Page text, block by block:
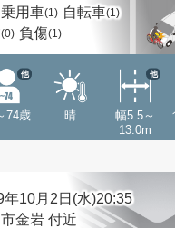
用車(1) 自転車(1)
(0) 負傷(1)
74歳
他
晴
幅5.5～
13.0m
他
年10月2日(水)20:35
金岩 付近